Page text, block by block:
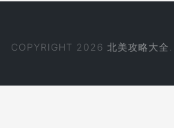
COPYRIGHT 2026 北美攻略大全